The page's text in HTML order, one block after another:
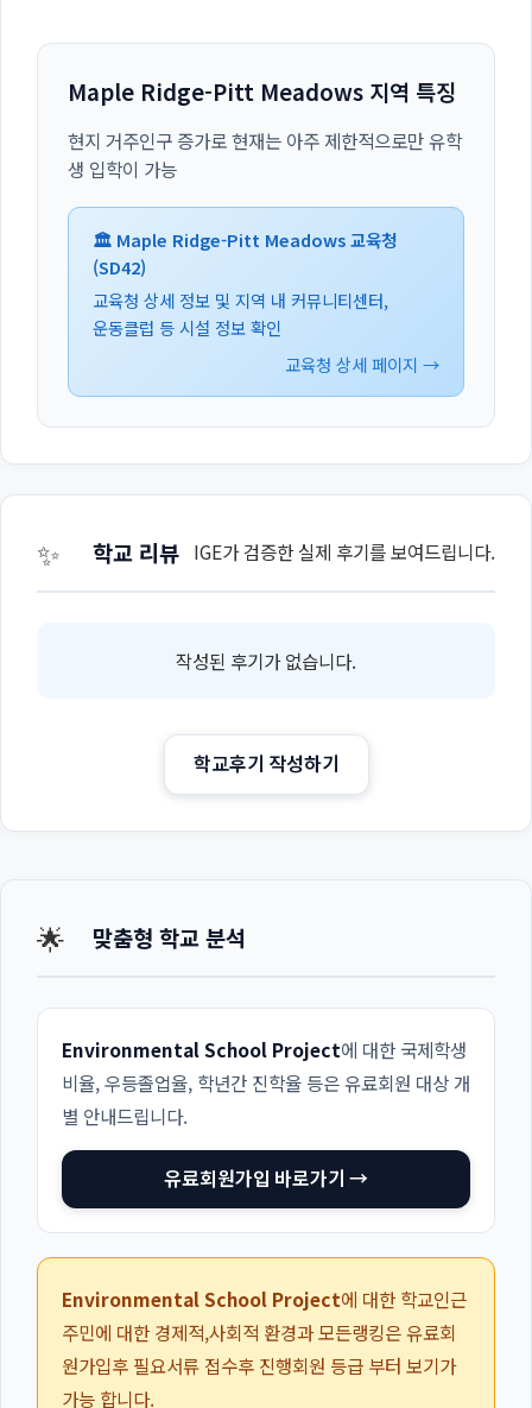
Maple Ridge-Pitt Meadows 지역 특징
현지 거주인구 증가로 현재는 아주 제한적으로만 유학
생 입학이 가능
🏛️ Maple Ridge-Pitt Meadows 교육청
(SD42)
교육청 상세 정보 및 지역 내 커뮤니티센터,
운동클럽 등 시설 정보 확인
교육청 상세 페이지 →
✨ 학교 리뷰 IGE가 검증한 실제 후기를 보여드립니다.
작성된 후기가 없습니다.
학교후기 작성하기
🌟 맞춤형 학교 분석
Environmental School Project에 대한 국제학생
비율, 우등졸업율, 학년간 진학율 등은 유료회원 대상 개
별 안내드립니다.
유료회원가입 바로가기 →
Environmental School Project에 대한 학교인근
주민에 대한 경제적,사회적 환경과 모든랭킹은 유료회
원가입후 필요서류 접수후 진행회원 등급 부터 보기가
가능 합니다.